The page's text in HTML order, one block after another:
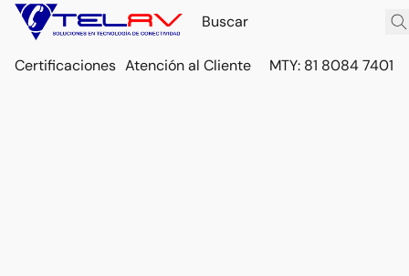
Certificaciones Atención al Cliente MTY: 81 8084 7401